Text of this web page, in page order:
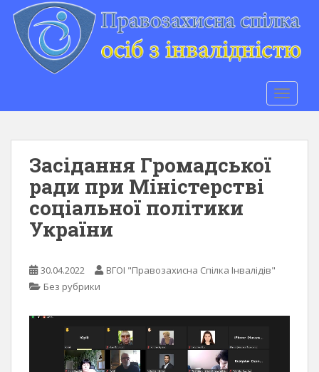
Засідання Громадської
ради при Міністерстві
соціальної політики
України
30.04.2022
ВГОІ "Правозахисна Спілка Інвалідів"
Без рубрики